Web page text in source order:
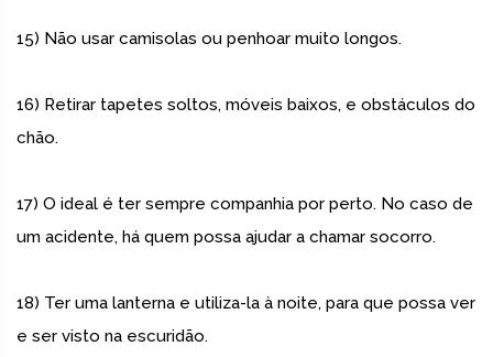
15) Não usar camisolas ou penhoar muito longos.
16) Retirar tapetes soltos, móveis baixos, e obstáculos do
chão.
17) O ideal é ter sempre companhia por perto. No caso de
um acidente, há quem possa ajudar a chamar socorro.
18) Ter uma lanterna e utiliza-la à noite, para que possa ver
e ser visto na escuridão.